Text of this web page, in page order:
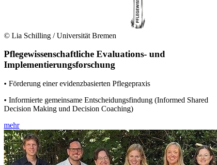
© Lia Schilling / Universität Bremen
Pflegewissenschaftliche Evaluations- und
Implementierungsforschung
• Förderung einer evidenzbasierten Pflegepraxis
• Informierte gemeinsame Entscheidungsfindung (Informed Shared
Decision Making und Decision Coaching)
mehr